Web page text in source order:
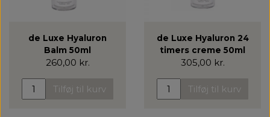
de Luxe Hyaluron
Balm 50ml
260,00 kr.
Tilføj til kurv
de Luxe Hyaluron 24
timers creme 50ml
305,00 kr.
Tilføj til kurv